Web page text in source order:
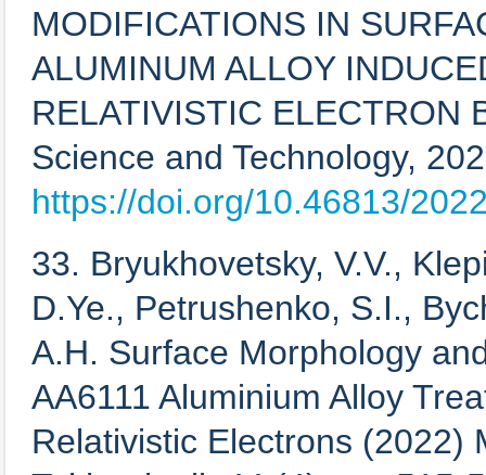
MODIFICATIONS IN
ALUMINUM ALLOY
RELATIVISTIC ELECTRON
Science and Technology,
https://doi.org/10.46813/
33. Bryukhovetsky, V.V.,
D.Ye., Petrushenko, S.I.,
A.H. Surface Morphology
AA6111 Aluminium Alloy
Relativistic Electrons (2022)